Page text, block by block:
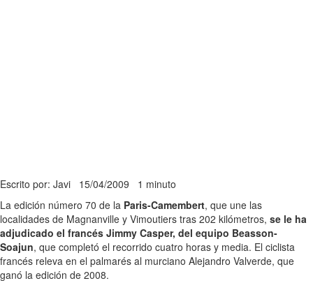
Escrito por: Javi 15/04/2009 1 minuto
La edición número 70 de la Paris-Camembert, que une las
localidades de Magnanville y Vimoutiers tras 202 kilómetros, se le ha
adjudicado el francés Jimmy Casper, del equipo Beasson-
Soajun, que completó el recorrido cuatro horas y media. El ciclista
francés releva en el palmarés al murciano Alejandro Valverde, que
ganó la edición de 2008.